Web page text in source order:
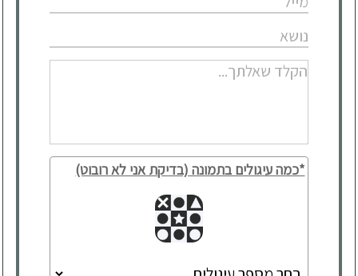
*כמה עיגולים בתמונה (בדיקת אני לא רובוט)